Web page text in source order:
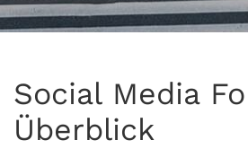
Social Media
Überblick